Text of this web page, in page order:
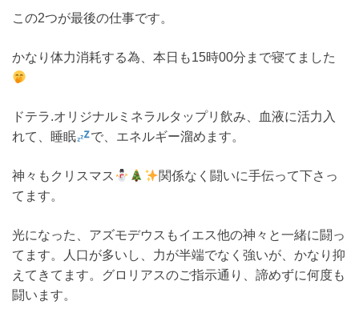
この2つが最後の仕事です。
かなり体力消耗する為、本日も15時00分まで寝てました
ドテラ.オリジナルミネラルタップリ飲み、血液に活力入
れて、睡眠
で、エネルギー溜めます。
神々もクリスマス
関係なく闘いに手伝って下さっ
てます。
光になった、アズモデウスもイエス他の神々と一緒に闘っ
てます。人口が多いし、力が半端でなく強いが、かなり抑
えてきてます。グロリアスのご指示通り、諦めずに何度も
闘います。